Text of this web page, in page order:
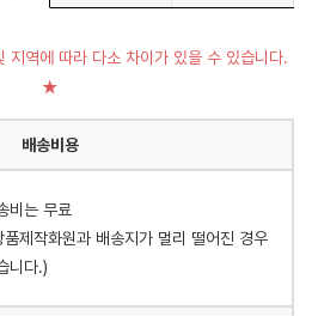
역에 따라 다소 차이가 있을 수 있습니다.
★
배송비용
비는 무료
제작화원과 배송지가 멀리 떨어진 경우
니다.)